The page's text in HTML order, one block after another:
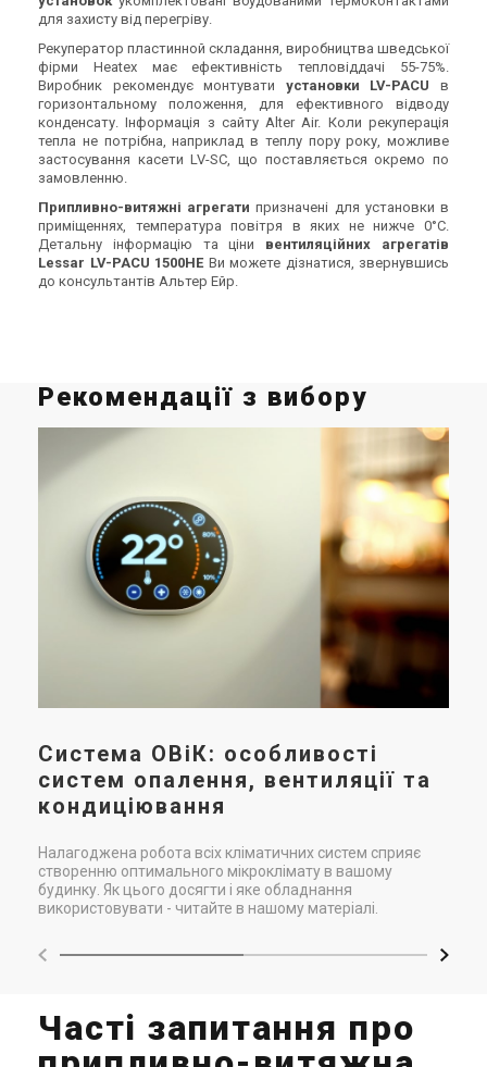
для захисту від перегріву.
Рекуператор пластинной складання, виробництва шведської
фірми Heatex має ефективність тепловіддачі 55-75%.
Виробник рекомендує монтувати установки LV-PACU в
горизонтальному положення, для ефективного відводу
конденсату. Інформація з сайту Alter Air. Коли рекуперація
тепла не потрібна, наприклад в теплу пору року, можливе
застосування касети LV-SC, що поставляється окремо по
замовленню.
Припливно-витяжні агрегати призначені для установки в
приміщеннях, температура повітря в яких не нижче 0°С.
Детальну інформацію та ціни вентиляційних агрегатів
Lessar LV-PACU 1500HE Ви можете дізнатися, звернувшись
до консультантів Альтер Ейр.
Рекомендації з вибору
Система ОВіК: особливості
систем опалення, вентиляції та
кондиціювання
Налагоджена робота всіх кліматичних систем сприяє
створенню оптимального мікроклімату в вашому
будинку. Як цього досягти і яке обладнання
використовувати - читайте в нашому матеріалі.
Часті запитання про